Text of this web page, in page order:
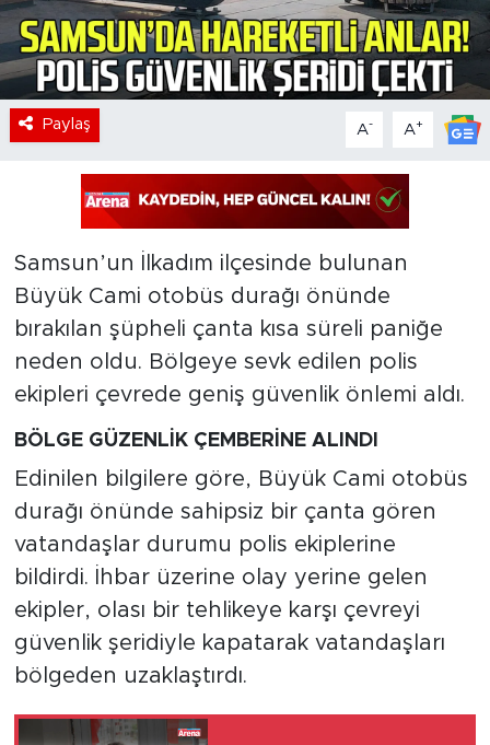
Paylaş A- A+
Samsun’un İlkadım ilçesinde bulunan
Büyük Cami otobüs durağı önünde
bırakılan şüpheli çanta kısa süreli paniğe
neden oldu. Bölgeye sevk edilen polis
ekipleri çevrede geniş güvenlik önlemi aldı.
BÖLGE GÜZENLİK ÇEMBERİNE ALINDI
Edinilen bilgilere göre, Büyük Cami otobüs
durağı önünde sahipsiz bir çanta gören
vatandaşlar durumu polis ekiplerine
bildirdi. İhbar üzerine olay yerine gelen
ekipler, olası bir tehlikeye karşı çevreyi
güvenlik şeridiyle kapatarak vatandaşları
bölgeden uzaklaştırdı.